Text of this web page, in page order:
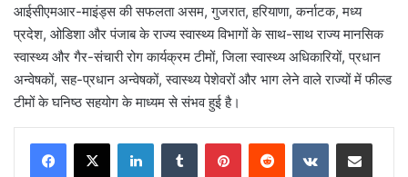
आईसीएमआर-माइंड्स की सफलता असम, गुजरात, हरियाणा, कर्नाटक, मध्य
प्रदेश, ओडिशा और पंजाब के राज्य स्वास्थ्य विभागों के साथ-साथ राज्य मानसिक
स्वास्थ्य और गैर-संचारी रोग कार्यक्रम टीमों, जिला स्वास्थ्य अधिकारियों, प्रधान
अन्वेषकों, सह-प्रधान अन्वेषकों, स्वास्थ्य पेशेवरों और भाग लेने वाले राज्यों में फील्ड
टीमों के घनिष्ठ सहयोग के माध्यम से संभव हुई है।
LinkedInTumblr PinterestReddit VKontakteShare via Email